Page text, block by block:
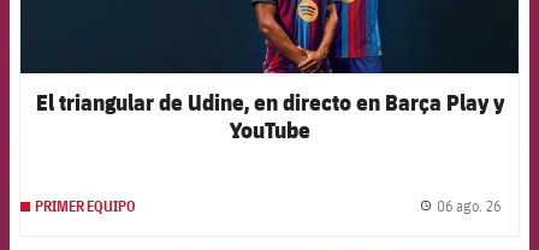
El triangular de Udine, en directo en Barça Play y
YouTube
PRIMER EQUIPO 06 ago. 26